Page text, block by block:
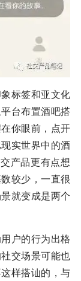
标签和亚文化
台布置酒吧搭
你眼前，点开
实世界中的酒
产品更有点想
较少，一直很
就变成是两个
户的行为出格
交场景可能也
样搭讪的，与